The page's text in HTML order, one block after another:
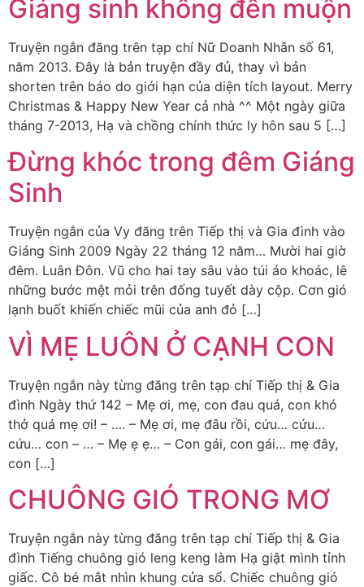
Giáng sinh không đến muộn
Truyện ngắn đăng trên tạp chí Nữ Doanh Nhân số 61,
năm 2013. Đây là bản truyện đầy đủ, thay vì bản
shorten trên báo do giới hạn của diện tích layout. Merry
Christmas & Happy New Year cả nhà ^^ Một ngày giữa
tháng 7-2013, Hạ và chồng chính thức ly hôn sau 5 […]
Đừng khóc trong đêm Giáng
Sinh
Truyện ngắn của Vy đăng trên Tiếp thị và Gia đình vào
Giáng Sinh 2009 Ngày 22 tháng 12 năm… Mười hai giờ
đêm. Luân Đôn. Vũ cho hai tay sâu vào túi áo khoác, lê
những bước mệt mỏi trên đống tuyết dày cộp. Cơn gió
lạnh buốt khiến chiếc mũi của anh đỏ […]
VÌ MẸ LUÔN Ở CẠNH CON
Truyện ngắn này từng đăng trên tạp chí Tiếp thị & Gia
đình Ngày thứ 142 – Mẹ ơi, mẹ, con đau quá, con khó
thở quá mẹ ơi! – …. – Mẹ ơi, mẹ đâu rồi, cứu… cứu…
cứu… con – … – Mẹ ẹ ẹ… – Con gái, con gái… mẹ đây,
con […]
CHUÔNG GIÓ TRONG MƠ
Truyện ngắn này từng đăng trên tạp chí Tiếp thị & Gia
đình Tiếng chuông gió leng keng làm Hạ giật mình tỉnh
giấc. Cô bé mắt nhìn khung cửa sổ. Chiếc chuông gió